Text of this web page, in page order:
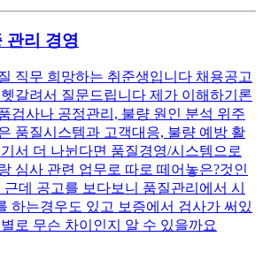
관리 경영
직무 희망하는 취준생입니다 채용공고
갈려서 질문드립니다 제가 이해하기론
검사나 공정관리, 불량 원인 분석 위주
품질시스템과 고객대응, 불량 예방 활
서 더 나뉜다면 품질경영/시스템으로
심사 관련 업무로 따로 떼어놓은?것인
데 공고를 보다보니 품질관리에서 시
하는경우도 있고 보증에서 검사가 써있
로 무슨 차이인지 알 수 있을까요